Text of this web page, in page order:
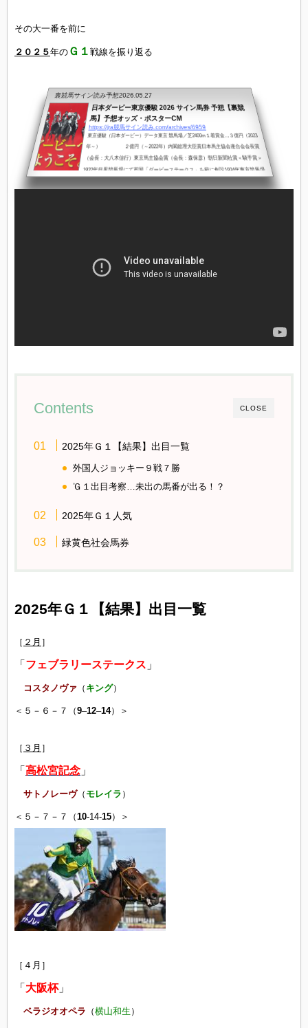
その大一番を前に
２０２５年の Ｇ１ 戦線を振り返る
裏競馬サイン読み予想2026.05.27
日本ダービー東京優駿 2026 サイン馬券 予想【裏競
馬】予想オッズ・ポスターCM
https://jra競馬サイン読み.com/archives/6959
東京優駿（日本ダービー）データ東京 競馬場／芝2400m１着賞金…３億円（2023
年～） ２億円（～2022年）内閣総理大臣賞日本馬主協会連合会会長賞
（会長：大八木信行）東京馬主協会賞（会長：森保彦）朝日新聞社賞＜騎手賞＞
1932年目黒競馬場にて英国「ダービーステークス」を範に創設1934年東京競馬場
CLOSE
Contents
2025年Ｇ１【結果】出目一覧
外国人ジョッキー９戦７勝
Ｇ１出目考察…未出の馬番が出る！？
2025年Ｇ１人気
緑黄色社会馬券
2025年Ｇ１【結果】出目一覧
［ ２月 ］
「 フェブラリーステークス 」
コスタノヴァ （ キング）
＜５－６－７（9–12–14）＞
［ ３月 ］
「 高松宮記念 」
サトノレーヴ（ モレイラ ）
＜５－７－７（10-14-15）＞
［４月］
「 大阪杯」
ベラジオオペラ （横山和生 ）